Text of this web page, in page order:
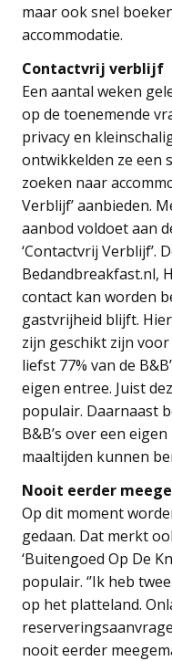
maar ook snel
accommodatie.
Contactvrij verblijf
Een aantal weken
op de toenemende
privacy en
ontwikkelden ze een
zoeken naar
Verblijf’ aanbieden.
aanbod voldoet aan
‘Contactvrij Verblijf’.
Bedandbreakfast.nl,
contact kan worden
gastvrijheid blijft. Hier
zijn geschikt zijn
liefst 77% van de
eigen entree. Juist
populair. Daarnaast
B&B’s over een
maaltijden kunnen
Nooit eerder
Op dit moment
gedaan. Dat merkt
‘Buitengoed Op De
populair. ‘’Ik heb
op het platteland.
nooit eerder